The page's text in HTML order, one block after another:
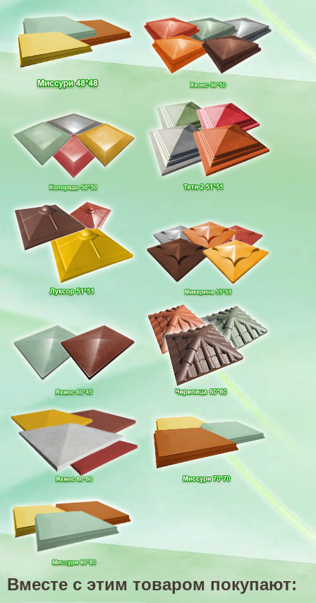
Вместе с этим товаром покупают: